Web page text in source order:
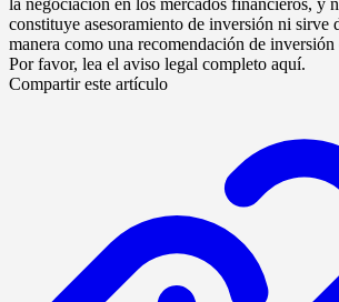
constituye asesoramiento de inversión ni sirve
manera como una recomendación de inversión
Por favor, lea el aviso legal completo aquí.
Compartir este artículo